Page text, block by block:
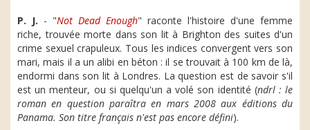
P. J. - "Not Dead Enough" raconte l'histoire d'une femme
riche, trouvée morte dans son lit à Brighton des suites d'un
crime sexuel crapuleux. Tous les indices convergent vers son
mari, mais il a un alibi en béton : il se trouvait à 100 km de là,
endormi dans son lit à Londres. La question est de savoir s'il
est un menteur, ou si quelqu'un a volé son identité (ndrl : le
roman en question paraîtra en mars 2008 aux éditions du
Panama. Son titre français n'est pas encore défini).